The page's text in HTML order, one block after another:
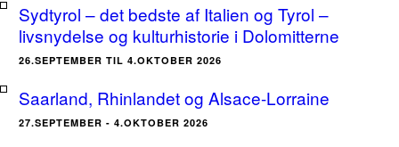
Sydtyrol – det bedste af Italien og Tyrol –
livsnydelse og kulturhistorie i Dolomitterne
26.SEPTEMBER TIL 4.OKTOBER 2026
Saarland, Rhinlandet og Alsace-Lorraine
27.SEPTEMBER - 4.OKTOBER 2026